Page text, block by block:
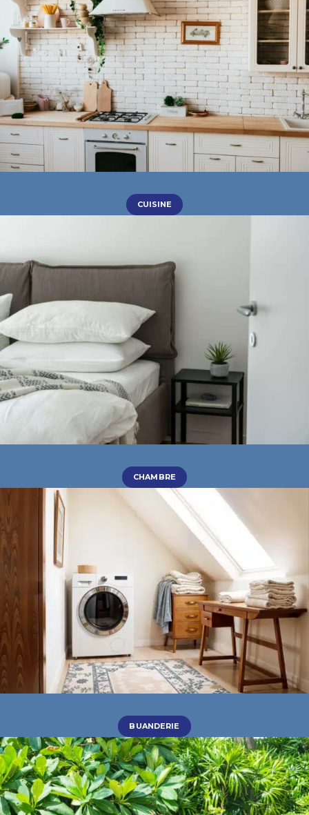
CUISINE
CHAMBRE
BUANDERIE